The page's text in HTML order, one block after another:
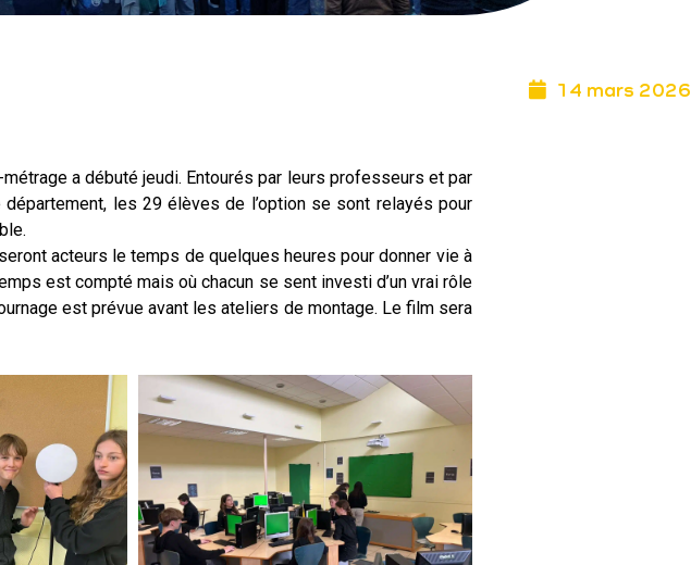
14 mars 2026
a débuté jeudi. Entourés par leurs professeurs et par
les 29 élèves de l’option se sont relayés pour
acteurs le temps de quelques heures pour donner vie à
est compté mais où chacun se sent investi d’un vrai rôle
est prévue avant les ateliers de montage. Le film sera